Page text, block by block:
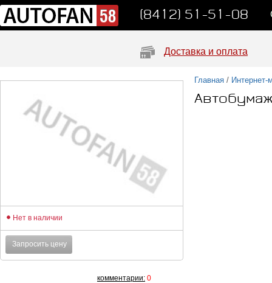
(8412) 51-51-08
Доставка и оплата
Главная / Интернет-
Нет в наличии
Запросить цену
комментарии: 0